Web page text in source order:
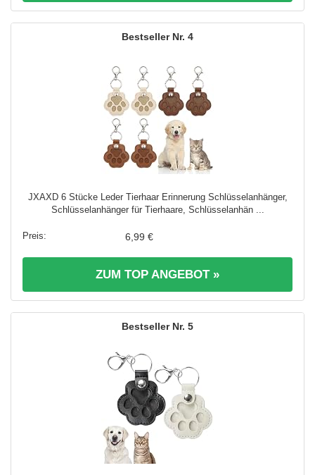
4
JXAXD 6 Stücke Leder Tierhaar Erinnerung Schlüsselanhänger,
Schlüsselanhänger für Tierhaare, Schlüsselanhän ...
6,99 €
ZUM TOP ANGEBOT »
5